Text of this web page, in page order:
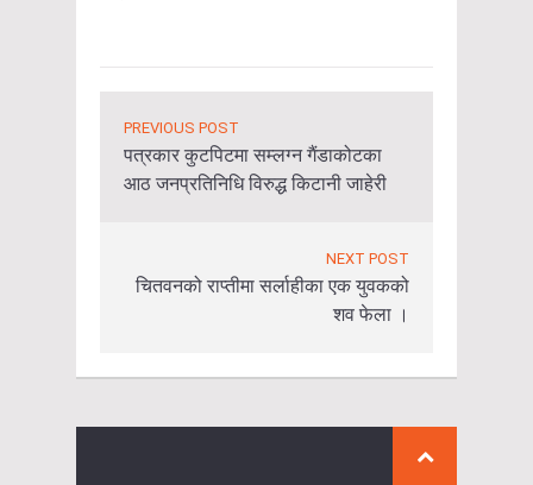
PREVIOUS POST
पत्रकार कुटपिटमा सम्लग्न गैंडाकोटका
आठ जनप्रतिनिधि विरुद्ध किटानी जाहेरी
NEXT POST
चितवनको राप्तीमा सर्लाहीका एक युवकको
शव फेला ।